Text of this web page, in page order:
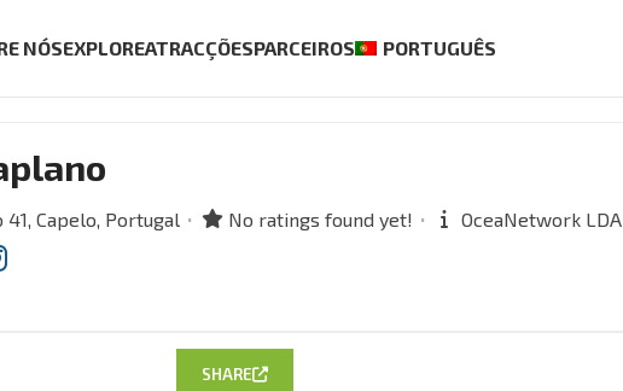
NÓSEXPLOREATRACÇÕESPARCEIROS PORTUGUÊS
41, Capelo, Portugal No ratings found yet! OceaNetwork LDA
SHARE